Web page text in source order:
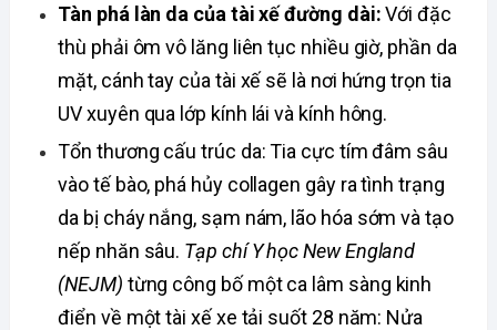
Tàn phá làn da của tài xế đường dài: Với đặc
thù phải ôm vô lăng liên tục nhiều giờ, phần da
mặt, cánh tay của tài xế sẽ là nơi hứng trọn tia
UV xuyên qua lớp kính lái và kính hông.
Tổn thương cấu trúc da: Tia cực tím đâm sâu
vào tế bào, phá hủy collagen gây ra tình trạng
da bị cháy nắng, sạm nám, lão hóa sớm và tạo
nếp nhăn sâu. Tạp chí Y học New England
(NEJM) từng công bố một ca lâm sàng kinh
điển về một tài xế xe tải suốt 28 năm: Nửa